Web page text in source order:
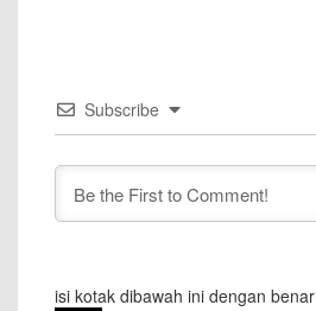
Subscribe
isi kotak dibawah ini dengan benar